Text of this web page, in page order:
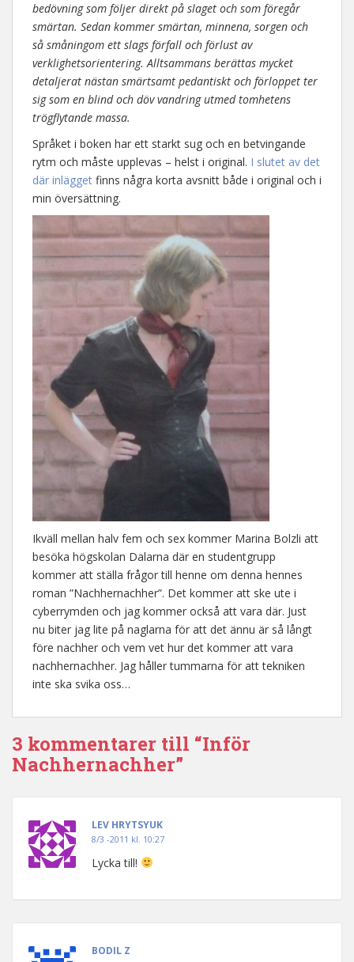
bedövning som följer direkt på slaget och som föregår
smärtan. Sedan kommer smärtan, minnena, sorgen och
så småningom ett slags förfall och förlust av
verklighetsorientering. Alltsammans berättas mycket
detaljerat nästan smärtsamt pedantiskt och förloppet ter
sig som en blind och döv vandring utmed tomhetens
trögflytande massa.
Språket i boken har ett starkt sug och en betvingande
rytm och måste upplevas – helst i original. I slutet av det
där inlägget finns några korta avsnitt både i original och i
min översättning.
Ikväll mellan halv fem och sex kommer Marina Bolzli att
besöka högskolan Dalarna där en studentgrupp
kommer att ställa frågor till henne om denna hennes
roman ”Nachhernachher”. Det kommer att ske ute i
cyberrymden och jag kommer också att vara där. Just
nu biter jag lite på naglarna för att det ännu är så långt
före nachher och vem vet hur det kommer att vara
nachhernachher. Jag håller tummarna för att tekniken
inte ska svika oss…
3 kommentarer till “Inför
Nachhernachher”
LEV HRYTSYUK
8/3 -2011 kl. 10:27
Lycka till!
BODIL Z